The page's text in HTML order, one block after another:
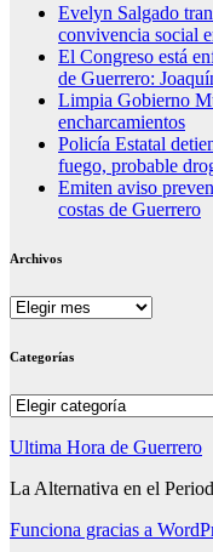
Evelyn Salgado
convivencia social
El Congreso está
de Guerrero:
Limpia Gobierno
encharcamientos
Policía Estatal
fuego, probable
Emiten aviso
costas de Guerrero
Archivos
Archivos
Categorías
Categorías
Ultima Hora de Guerrero
La Alternativa en el
Funciona gracias a